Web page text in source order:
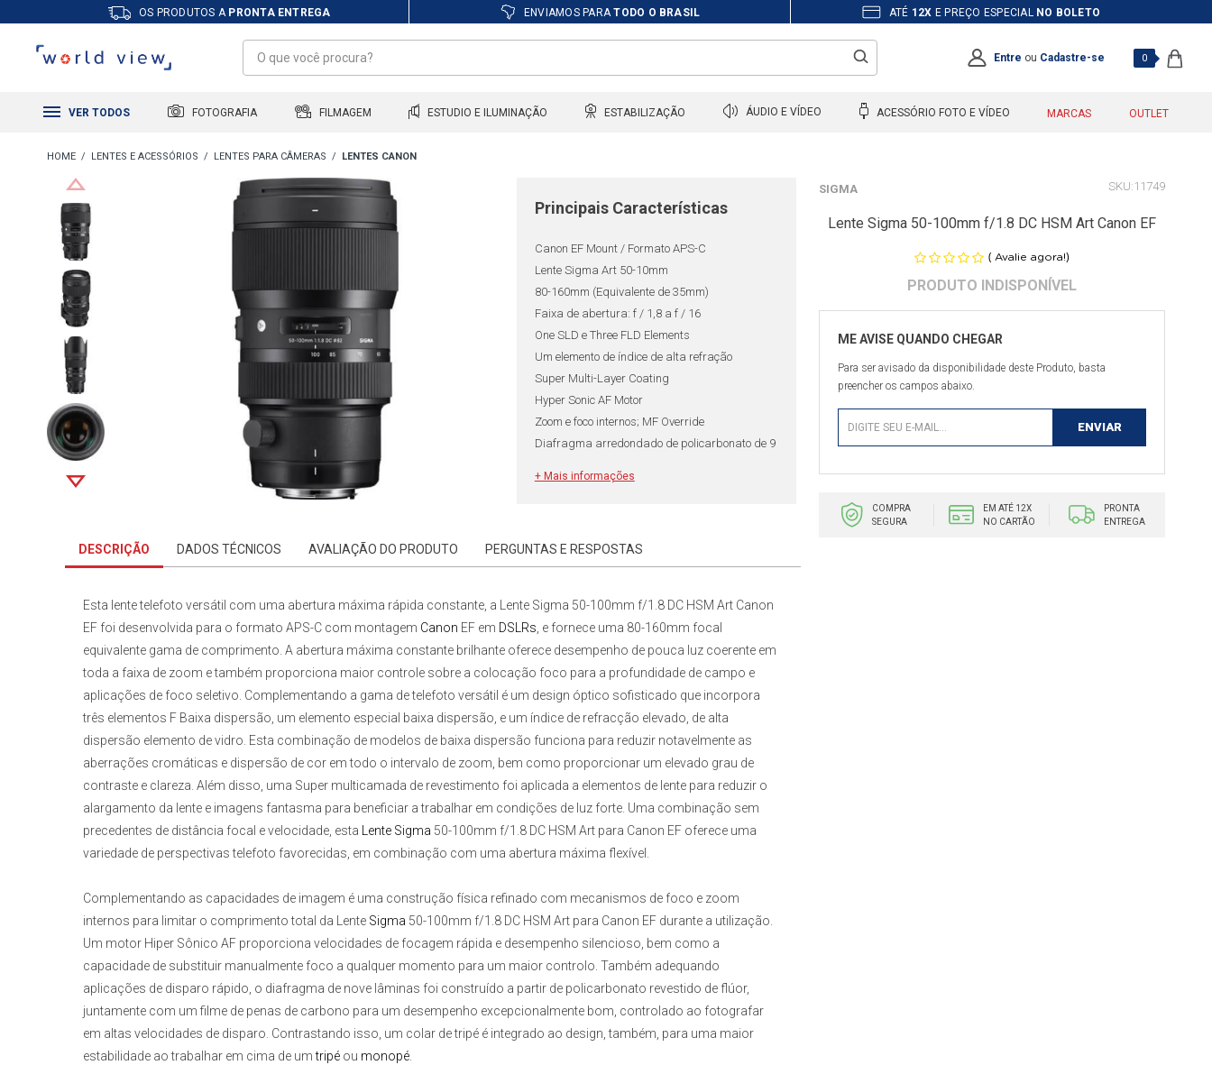
OS PRODUTOS A PRONTA ENTREGA ENVIAMOS PARATODO O BRASIL ATÉ 12X E PREÇO ESPECIAL NO BOLETO
Entre ou Cadastre-se 0
VER TODOS FOTOGRAFIA FILMAGEM ESTUDIO E ILUMINAÇÃO ESTABILIZAÇÃO ÁUDIO E VÍDEO ACESSÓRIO FOTO E VÍDEO MARCAS OUTLET
LENTES E ACESSÓRIOS LENTES PARA CÂMERAS LENTES CANON
Principais Características
Canon EF Mount / Formato APS-C
Lente Sigma Art 50-10mm
80-160mm (Equivalente de 35mm)
Faixa de abertura: f / 1,8 a f / 16
One SLD e Three FLD Elements
Um elemento de índice de alta refração
Super Multi-Layer Coating
Hyper Sonic AF Motor
Zoom e foco internos; MF Override
Diafragma arredondado de policarbonato de 9
+ Mais informações
SIGMA 11749
Lente Sigma 50-100mm f/1.8 DC HSM Art Canon EF
( Avalie agora!)
Para ser avisado da disponibilidade deste Produto, basta
preencher os campos abaixo.
COMPRA
SEGURA
EM ATÉ 12X
NO CARTÃO
PRONTA
ENTREGA
DESCRIÇÃO DADOS TÉCNICOS AVALIAÇÃO DO PRODUTO PERGUNTAS E RESPOSTAS
Esta lente telefoto versátil com uma abertura máxima rápida constante, a
Lente Sigma 50-100mm f/1.8 DC HSM Art Canon
EF foi desenvolvida para o formato APS-C com montagem Canon EF em DSLRs e fornece uma 80-160mm focal
equivalente gama de comprimento. A abertura máxima constante brilhante oferece desempenho de pouca luz coerente em
toda a faixa de zoom e também proporciona maior controle sobre a colocação foco para a profundidade de campo e
aplicações de foco seletivo. Complementando a gama de telefoto versátil é um design óptico sofisticado que incorpora
três elementos F Baixa dispersão, um elemento especial baixa dispersão, e um índice de refracção elevado, de alta
dispersão elemento de vidro. Esta combinação de modelos de baixa dispersão funciona para reduzir notavelmente as
aberrações cromáticas e dispersão de cor em todo o intervalo de zoom, bem como proporcionar um elevado grau de
contraste e clareza. Além disso, uma Super multicamada de revestimento foi aplicada a elementos de lente para reduzir o
alargamento da lente e imagens fantasma para beneficiar a trabalhar em condições de luz forte. Uma combinação sem
precedentes de distância focal e velocidade, esta
Lente Sigma 50-100mm f/1.8 DC HSM Art para Canon EF oferece uma
variedade de perspectivas telefoto favorecidas, em combinação com uma abertura máxima flexível.
Complementando as capacidades de imagem é uma construção física refinado com mecanismos de foco e zoom
internos para limitar o comprimento total da
Lente Sigma 50-100mm f/1.8 DC HSM Art para Canon EF durante a utilização.
Um motor Hiper Sônico AF proporciona velocidades de focagem rápida e desempenho silencioso, bem como a
capacidade de substituir manualmente foco a qualquer momento para um maior controlo. Também adequando
aplicações de disparo rápido, o diafragma de nove lâminas foi construído a partir de policarbonato revestido de flúor,
juntamente com um filme de penas de carbono para um desempenho excepcionalmente bom, controlado ao fotografar
em altas velocidades de disparo. Contrastando isso, um colar de tripé é integrado ao design, também, para uma maior
estabilidade ao trabalhar em cima de umtripé ou monopé